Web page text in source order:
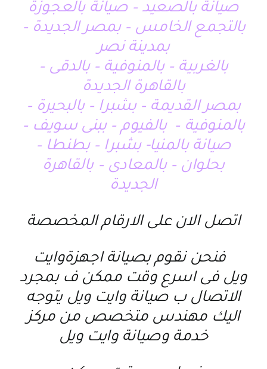
صيانة بالصعيد – صيانة بالعجوزة
بالتجمع الخامس – بمصر الجديدة –
بمدينة نصر
بالغربية – بالمنوفية – بالدقى –
بالقاهرة الجديدة
بمصر القديمة – بشبرا – بالبحيرة –
بالمنوفية – بالفيوم – ببنى سويف –
صيانة بالمنيا- بشبرا – بطنطا –
بحلوان – بالمعادى – بالقاهرة
الجديدة
اتصل الان على الارقام المخصصة
فنحن نقوم بصيانة اجهزةوايت
ويلفى اسرع وقت ممكن ف بمجرد
الاتصال بصيانة وايت ويل يتوجه
اليك مهندس متخصص منمركز
خدمة وصيانة وايت ويل